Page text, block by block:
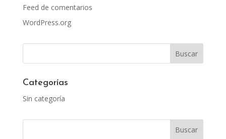
Feed de comentarios
WordPress.org
Categorías
Sin categoría